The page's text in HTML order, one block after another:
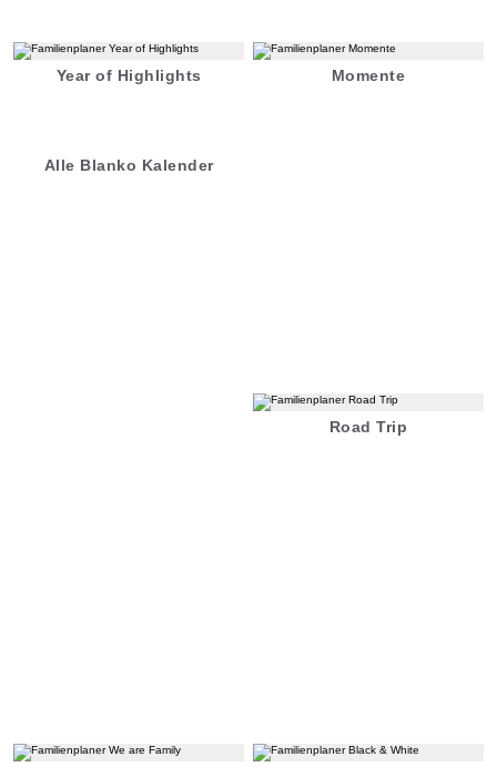
Year of Highlights Momente
Road Trip
Alle Blanko Kalender